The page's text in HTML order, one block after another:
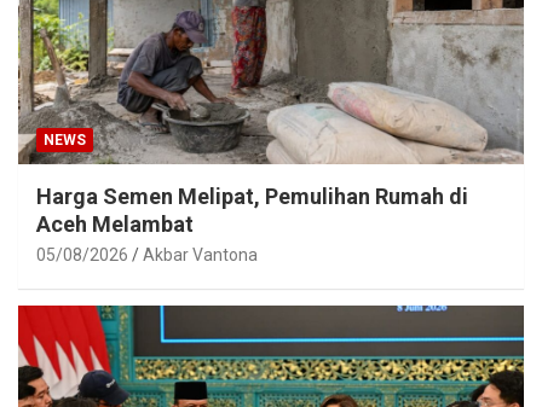
NEWS
Harga Semen Melipat, Pemulihan Rumah di
Aceh Melambat
05/08/2026 Akbar Vantona